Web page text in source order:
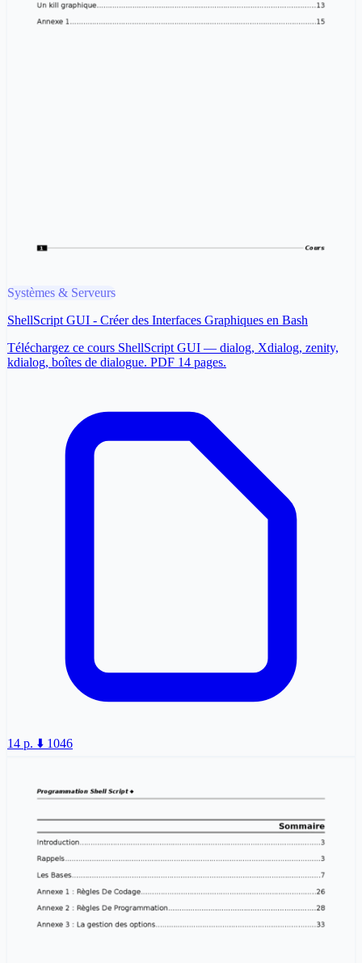
Systèmes & Serveurs
ShellScript GUI - Créer des Interfaces Graphiques en Bash
Téléchargez ce cours ShellScript GUI — dialog, Xdialog, zenity,
kdialog, boîtes de dialogue. PDF 14 pages.
14 p. ⬇️ 1046